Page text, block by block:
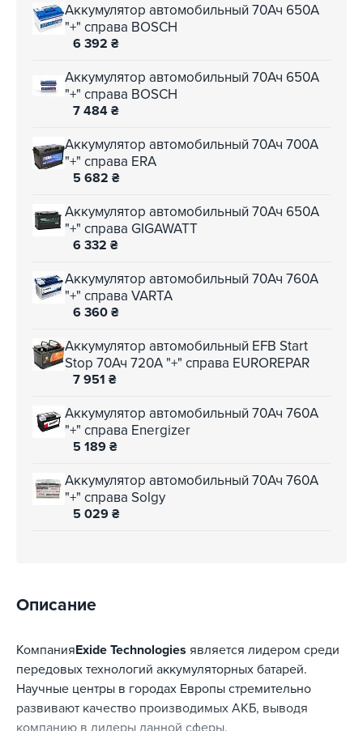
Аккумулятор автомобильный 70Ач 650А
"+" справа BOSCH
6 392 ₴
Аккумулятор автомобильный 70Ач 650А
"+" справа BOSCH
7 484 ₴
Аккумулятор автомобильный 70Ач 700А
"+" справа ERA
5 682 ₴
Аккумулятор автомобильный 70Ач 650А
"+" справа GIGAWATT
6 332 ₴
Аккумулятор автомобильный 70Ач 760А
"+" справа VARTA
6 360 ₴
Аккумулятор автомобильный EFB Start
Stop 70Ач 720А "+" справа EUROREPAR
7 951 ₴
Аккумулятор автомобильный 70Ач 760А
"+" справа Energizer
5 189 ₴
Аккумулятор автомобильный 70Ач 760А
"+" справа Solgy
5 029 ₴
Описание
КомпанияExide Technologies является лидером среди
передовых технологий аккумуляторных батарей.
Научные центры в городах Европы стремительно
развивают качество производимых АКБ, выводя
компанию в лидеры данной сферы.